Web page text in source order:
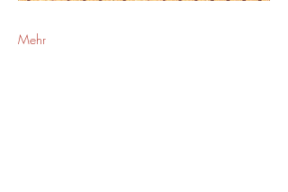
Mehr